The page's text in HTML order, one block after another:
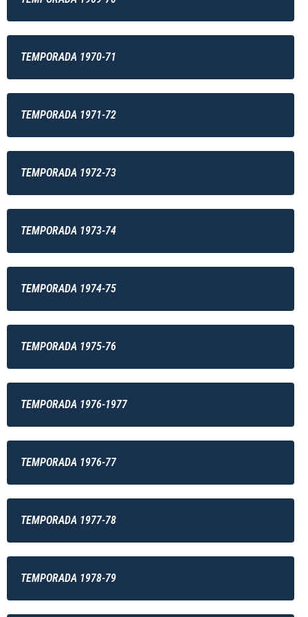
TEMPORADA 1970-71
TEMPORADA 1971-72
TEMPORADA 1972-73
TEMPORADA 1973-74
TEMPORADA 1974-75
TEMPORADA 1975-76
TEMPORADA 1976-1977
TEMPORADA 1976-77
TEMPORADA 1977-78
TEMPORADA 1978-79